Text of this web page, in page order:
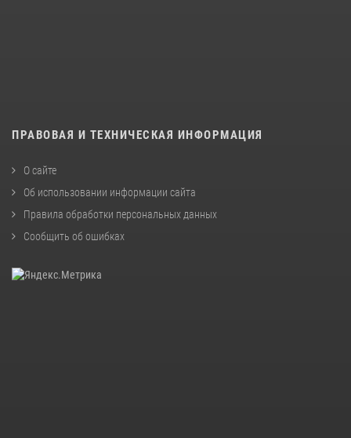
ПРАВОВАЯ И ТЕХНИЧЕСКАЯ ИНФОРМАЦИЯ
О сайте
Об использовании информации сайта
Правила обработки персональных данных
Сообщить об ошибках